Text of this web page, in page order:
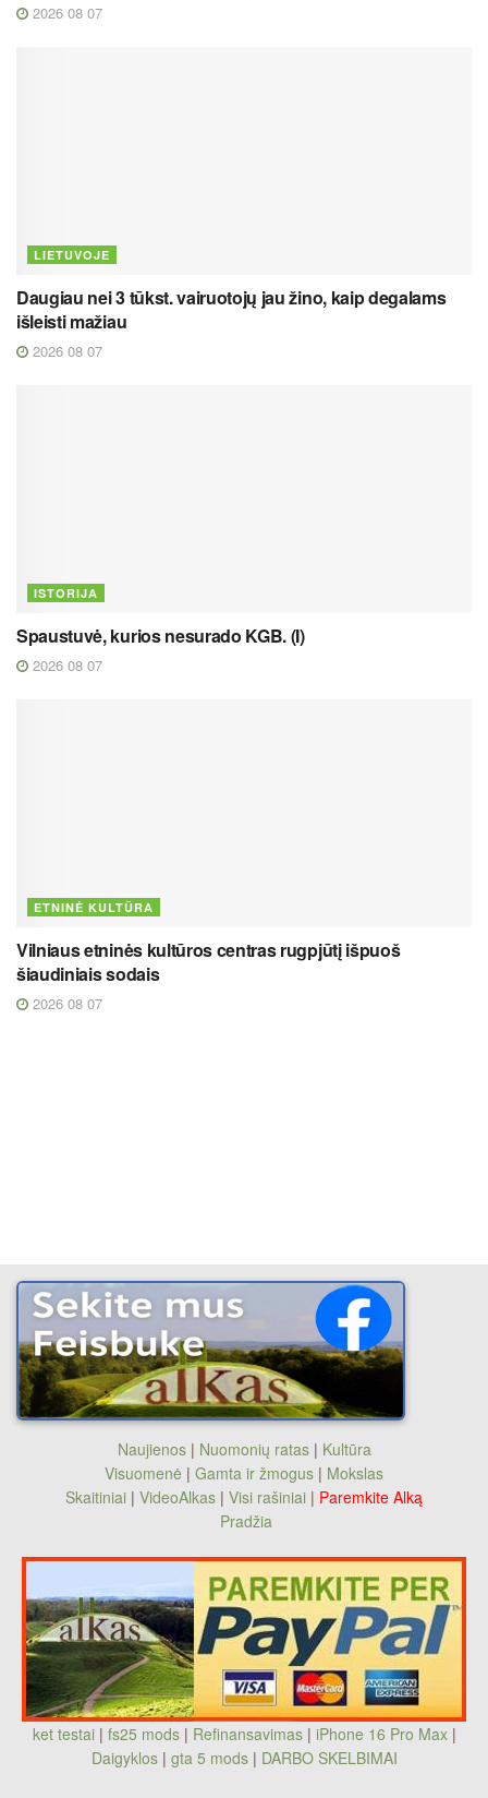
2026 08 07
LIETUVOJE
Daugiau nei 3 tūkst. vairuotojų jau žino, kaip degalams
išleisti mažiau
2026 08 07
ISTORIJA
Spaustuvė, kurios nesurado KGB. (I)
2026 08 07
ETNINĖ KULTŪRA
Vilniaus etninės kultūros centras rugpjūtį išpuoš
šiaudiniais sodais
2026 08 07
Naujienos| Nuomonių ratas| Kultūra
Visuomenė | Gamta ir žmogus | Mokslas
Skaitiniai | VideoAlkas | Visi rašiniai | Paremkite Alką
Pradžia
ket testai | fs25 mods| Refinansavimas| iPhone 16 Pro Max|
Daigyklos| gta 5 mods | DARBO SKELBIMAI